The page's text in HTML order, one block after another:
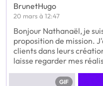
BrunetHugo
20 mars à 12:47
Bonjour Nathanaël, je
proposition de mission.
clients dans leurs
laisse regarder mes
GIF